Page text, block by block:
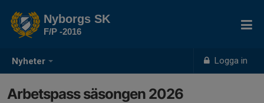
Nyheter Logga in
Nyborgs SK
F/P -2016
Arbetspass säsongen 2026